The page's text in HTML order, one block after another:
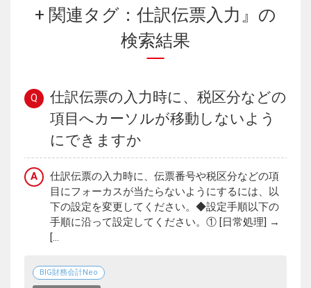
+ 関連タグ：仕訳伝票入力』の
検索結果
Q
仕訳伝票の入力時に、税区分などの
項目へカーソルが移動しないよう
にできますか
A
仕訳伝票の入力時に、伝票番号や税区分などの項
目にフォーカスが当たらないようにするには、以
下の設定を変更してください。◆設定手順以下の
手順に沿って設定してください。① [日常処理] →
[...
BIG財務会計Neo